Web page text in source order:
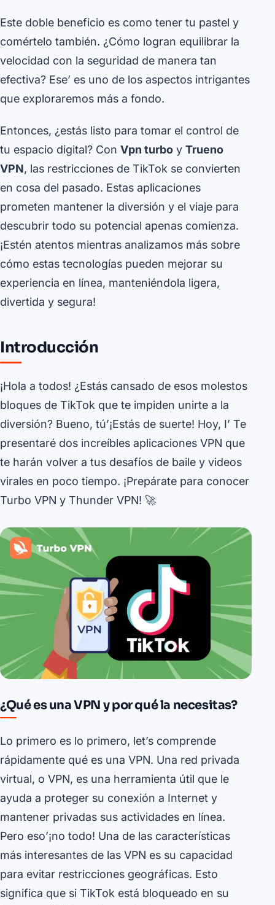
Este doble beneficio es como tener tu pastel y
comértelo también. ¿Cómo logran equilibrar la
velocidad con la seguridad de manera tan
efectiva? Ese’ es uno de los aspectos intrigantes
que exploraremos más a fondo.
Entonces, ¿estás listo para tomar el control de
tu espacio digital? Con Vpn turbo y Trueno
VPN, las restricciones de TikTok se convierten
en cosa del pasado. Estas aplicaciones
prometen mantener la diversión y el viaje para
descubrir todo su potencial apenas comienza.
¡Estén atentos mientras analizamos más sobre
cómo estas tecnologías pueden mejorar su
experiencia en línea, manteniéndola ligera,
divertida y segura!
Introducción
¡Hola a todos! ¿Estás cansado de esos molestos
bloques de TikTok que te impiden unirte a la
diversión? Bueno, tú’¡Estás de suerte! Hoy, I’ Te
presentaré dos increíbles aplicaciones VPN que
te harán volver a tus desafíos de baile y videos
virales en poco tiempo. ¡Prepárate para conocer
Turbo VPN y Thunder VPN! 🚀
¿Qué es una VPN y por qué la necesitas?
Lo primero es lo primero, let’s comprende
rápidamente qué es una VPN. Una red privada
virtual, o VPN, es una herramienta útil que le
ayuda a proteger su conexión a Internet y
mantener privadas sus actividades en línea.
Pero eso’¡no todo! Una de las características
más interesantes de las VPN es su capacidad
para evitar restricciones geográficas. Esto
significa que si TikTok está bloqueado en su